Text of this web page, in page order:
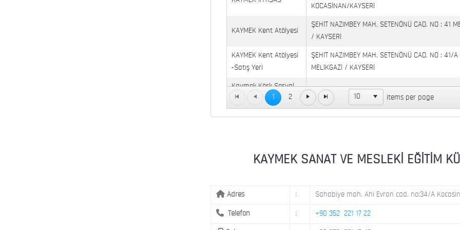
KOCASİNAN/KAYSERİ
KAYMEK Kent Atölyesi
ŞEHİT NAZIMBEY MAH. SETENÖNÜ CAD. NO : 41
/ KAYSERİ
KAYMEK Kent Atölyesi
-Satış Yeri
ŞEHİT NAZIMBEY MAH. SETENÖNÜ CAD. NO : 41/A
MELİKGAZİ / KAYSERİ
Kaymek Köşk Sosyal
Yaşam Merkezi
Köşk Mahallesi, Orgeneral Eşref Bitlis Bulvarı,
KAYMEK MOSTAR
KAYMEK TOKİ
MİMARSİNAN DEMOKRASİ MAH. FATİN RÜŞTÜ
1 2 10 items per page
KAYMEK SANAT VE MESLEKİ EĞİTİM
Adres : Sahabiye mah. Ahi Evran cad. no:34/A
Telefon : +90 352 221 17 22